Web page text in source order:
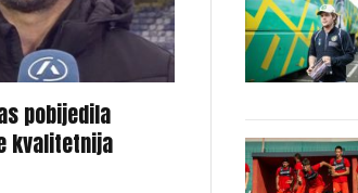
pobijedila
kvalitetnija